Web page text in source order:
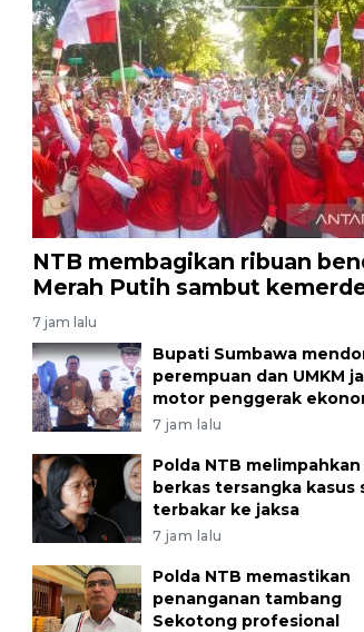
NTB membagikan ribuan
Merah Putih sambut
7 jam lalu
Bupati Sumbawa
perempuan dan UMKM
motor penggerak
7 jam lalu
Polda NTB melimpahkan
berkas tersangka kasus
terbakar ke jaksa
7 jam lalu
Polda NTB memastikan
penanganan tambang
Sekotong profesional